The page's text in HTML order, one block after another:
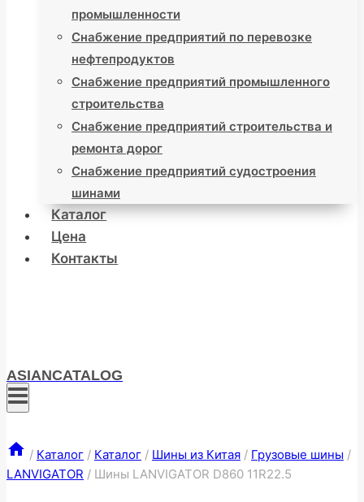
промышленности
Снабжение предприятий по перевозке
нефтепродуктов
Снабжение предприятий промышленного
строительства
Снабжение предприятий строительства и
ремонта дорог
Снабжение предприятий судостроения
шинами
Каталог
Цена
Контакты
ASIANCATALOG
/ Каталог / Каталог / Шины из Китая / Грузовые шины /
LANVIGATOR / Шины LANVIGATOR D860 11R22.5